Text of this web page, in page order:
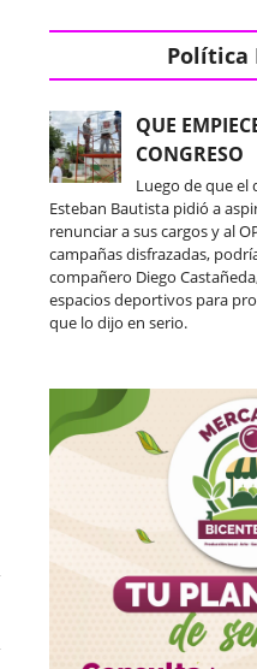
Política
QUE
CONGRESO
Luego de que
Esteban Bautista pidió a
renunciar a sus cargos y al
campañas disfrazadas,
compañero Diego
espacios deportivos para
que lo dijo en serio.